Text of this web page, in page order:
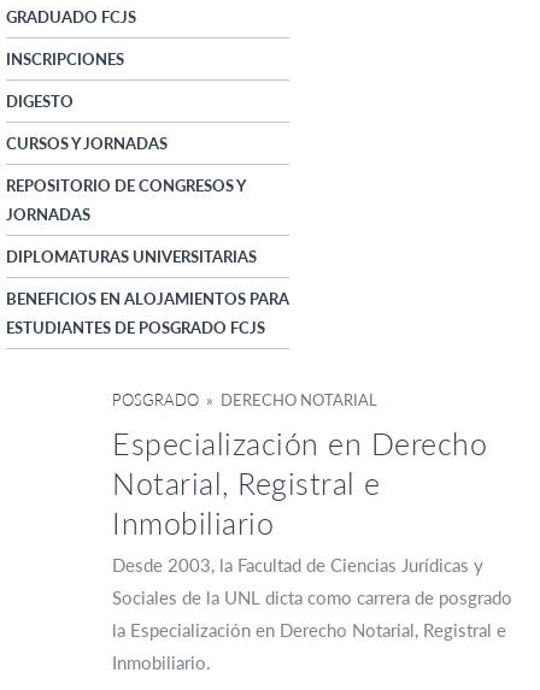
GRADUADO FCJS
INSCRIPCIONES
DIGESTO
CURSOS Y JORNADAS
REPOSITORIO DE CONGRESOS Y
JORNADAS
DIPLOMATURAS UNIVERSITARIAS
BENEFICIOS EN ALOJAMIENTOS PARA
ESTUDIANTES DE POSGRADO FCJS
POSGRADO » DERECHO NOTARIAL
Especialización en Derecho
Notarial, Registral e
Inmobiliario
Desde 2003, la Facultad de Ciencias Jurídicas y
Sociales de la UNL dicta como carrera de posgrado
la Especialización en Derecho Notarial, Registral e
Inmobiliario.